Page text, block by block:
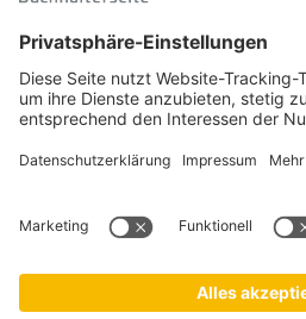
Wer digitalisiert, braucht
Ihnen konkrete Beispiele
Tipps, die Sie leicht
Jetzt Tipps zur